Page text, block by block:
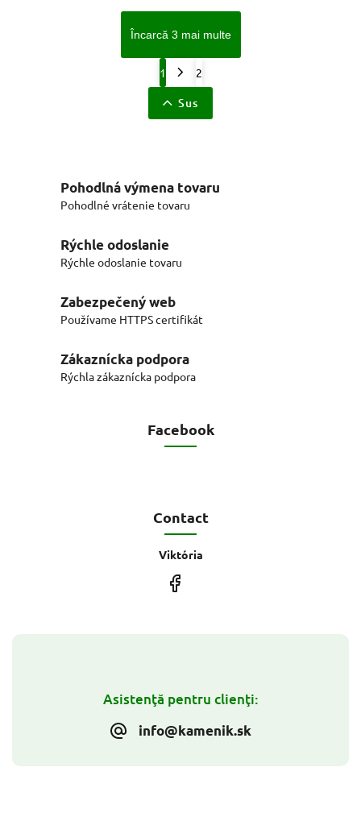
Încarcă 3 mai multe
1 2
Sus
Pohodlná výmena tovaru
Pohodlné vrátenie tovaru
Rýchle odoslanie
Rýchle odoslanie tovaru
Zabezpečený web
Používame HTTPS certifikát
Zákaznícka podpora
Rýchla zákaznícka podpora
Asistenţă pentru clienţi:
info@kamenik.sk
Facebook
Contact
Viktória